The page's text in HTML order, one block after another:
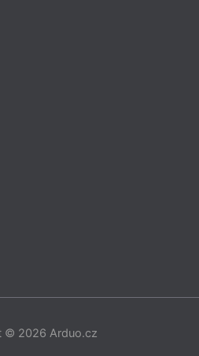
© 2026 Arduo.cz